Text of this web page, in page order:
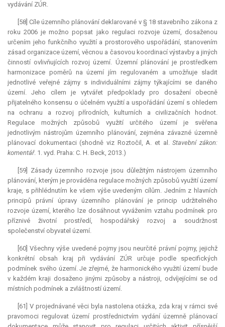
vydávání ZÚR.
[58] Cíle územního plánování deklarované v § 18 stavebního zákona z
roku 2006 je možno popsat jako regulaci rozvoje území, dosaženou
určením jeho funkčního využití a prostorového uspořádání, stanovením
zásad organizace území, věcnou a časovou koordinací výstavby a jiných
činností ovlivňujících rozvoj území. Územní plánování je prostředkem
harmonizace poměrů na území jím regulovaném a umožňuje sladit
jednotlivé veřejné zájmy s individuálními zájmy týkajícími se daného
území. Jeho cílem je vytvářet předpoklady pro dosažení obecně
přijatelného konsensu o účelném využití a uspořádání území s ohledem
na ochranu a rozvoj přírodních, kulturních a civilizačních hodnot.
Regulace možných způsobů využití určitého území je svěřena
jednotlivým nástrojům územního plánování, zejména závazné územně
plánovací dokumentaci (shodně viz Roztočil, A. et al.Stavební zákon:
komentář. 1. vyd. Praha: C. H. Beck, 2013.)
[59] Zásady územního rozvoje jsou důležitým nástrojem územního
plánování, kterým je prováděna regulace možných způsobů využití území
kraje, s přihlédnutím ke všem výše uvedeným cílům. Jedním z hlavních
principů právní úpravy územního plánování je princip udržitelného
rozvoje území, kterého lze dosáhnout vyvážením vztahu podmínek pro
příznivé životní prostředí, hospodářský rozvoj a soudržnost
společenství obyvatel území.
[60] Všechny výše uvedené pojmy jsou neurčité právní pojmy, jejichž
konkrétní obsah kraj při vydávání ZÚR určuje podle specifických
podmínek svého území. Je zřejmé, že harmonického využití území bude
v každém kraji dosaženo jinými způsoby a nástroji, odvíjejícími se od
místních podmínek a zvláštností území.
[61] V projednávané věci byla nastolena otázka, zda kraj v rámci své
pravomoci regulovat území prostřednictvím vydání územně plánovací